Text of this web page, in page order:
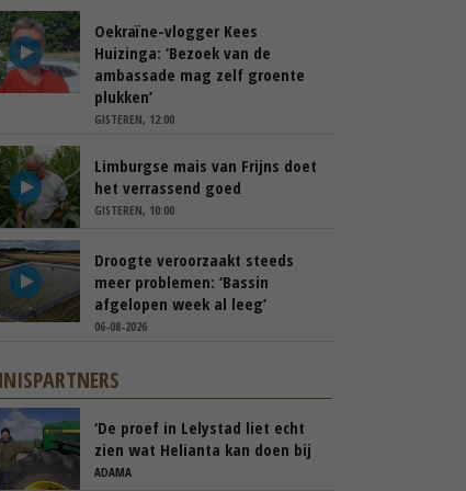
Oekraïne-vlogger Kees
Huizinga: ‘Bezoek van de
ambassade mag zelf groente
plukken’
GISTEREN, 12:00
Limburgse mais van Frijns doet
het verrassend goed
GISTEREN, 10:00
Droogte veroorzaakt steeds
meer problemen: ‘Bassin
afgelopen week al leeg’
06-08-2026
‘De proef in Lelystad liet echt
zien wat Helianta kan doen bij
phytophthora’
ADAMA